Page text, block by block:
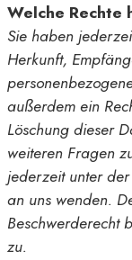
Welche Rechte
Sie haben
Herkunft,
außerdem ein
Löschung dieser
weiteren Fragen
jederzeit unter
an uns wenden.
Beschwerderecht
zu.